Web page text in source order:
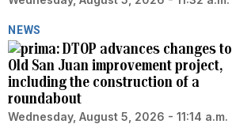
NEWS
DTOP advances changes to
Old San Juan improvement project,
including the construction of a
roundabout
Wednesday, August 5, 2026 - 11:14 a.m.